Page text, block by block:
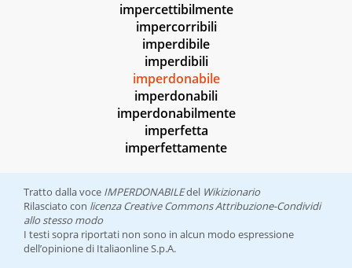
impercettibilmente
impercorribili
imperdibile
imperdibili
imperdonabile
imperdonabili
imperdonabilmente
imperfetta
imperfettamente
Tratto dalla voce IMPERDONABILEdel Wikizionario
Rilasciato con licenza Creative Commons Attribuzione-Condividi
allo stesso modo
I testi sopra riportati non sono in alcun modo espressione
dell’opinione di Italiaonline S.p.A.